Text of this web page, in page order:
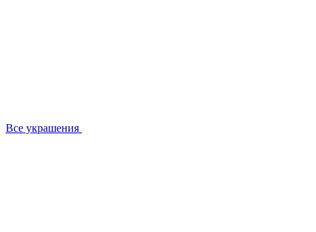
Все украшения